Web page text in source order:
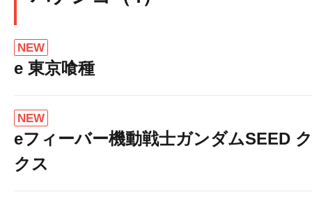
NEW
e 東京喰種
NEW
eフィーバー機動戦士ガンダムSEED
クス